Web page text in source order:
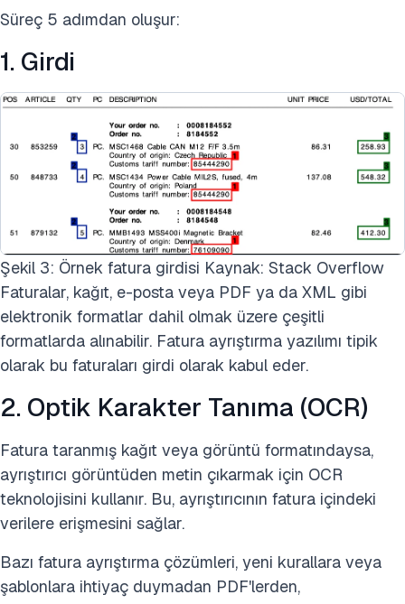
Süreç 5 adımdan oluşur:
1. Girdi
Şekil 3: Örnek fatura girdisi Kaynak: Stack Overflow
Faturalar, kağıt, e-posta veya PDF ya da XML gibi
elektronik formatlar dahil olmak üzere çeşitli
formatlarda alınabilir. Fatura ayrıştırma yazılımı tipik
olarak bu faturaları girdi olarak kabul eder.
2. Optik Karakter Tanıma (OCR)
Fatura taranmış kağıt veya görüntü formatındaysa,
ayrıştırıcı görüntüden metin çıkarmak için OCR
teknolojisini kullanır. Bu, ayrıştırıcının fatura içindeki
verilere erişmesini sağlar.
Bazı fatura ayrıştırma çözümleri, yeni kurallara veya
şablonlara ihtiyaç duymadan PDF'lerden,